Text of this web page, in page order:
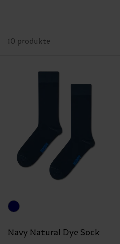
10 produkte
Navy Natural Dye Sock